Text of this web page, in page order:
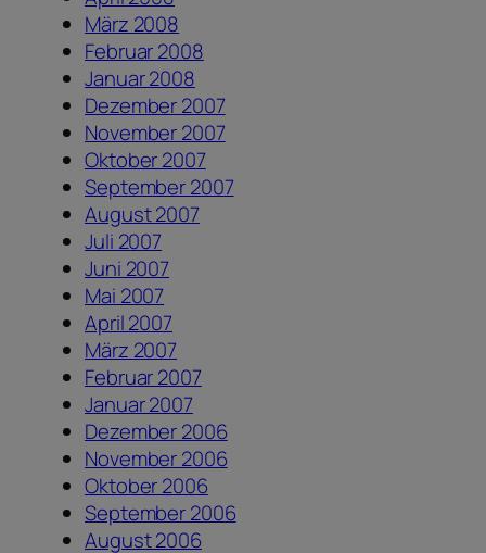
März 2008
Februar 2008
Januar 2008
Dezember 2007
November 2007
Oktober 2007
September 2007
August 2007
Juli 2007
Juni 2007
Mai 2007
April 2007
März 2007
Februar 2007
Januar 2007
Dezember 2006
November 2006
Oktober 2006
September 2006
August 2006